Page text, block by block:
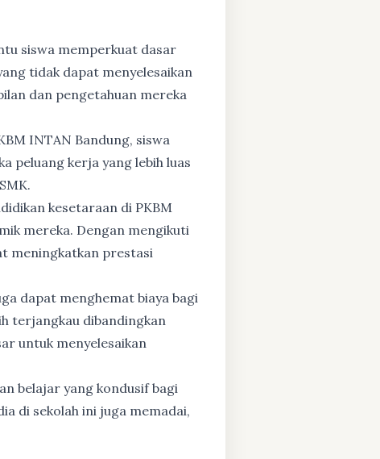
siswa memperkuat dasar
tidak dapat menyelesaikan
dan pengetahuan mereka
INTAN Bandung, siswa
peluang kerja yang lebih luas
kesetaraan di PKBM
mereka. Dengan mengikuti
meningkatkan prestasi
dapat menghemat biaya bagi
terjangkau dibandingkan
untuk menyelesaikan
belajar yang kondusif bagi
di sekolah ini juga memadai,